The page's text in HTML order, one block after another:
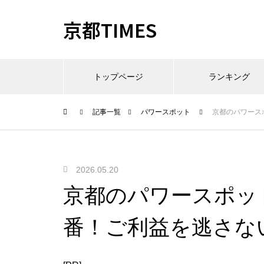
京都TIMES
トップページ ランキング
記事一覧 パワースポット 京都のパワース
2026.05.20
京都のパワースポ
番！ご利益を逃さな